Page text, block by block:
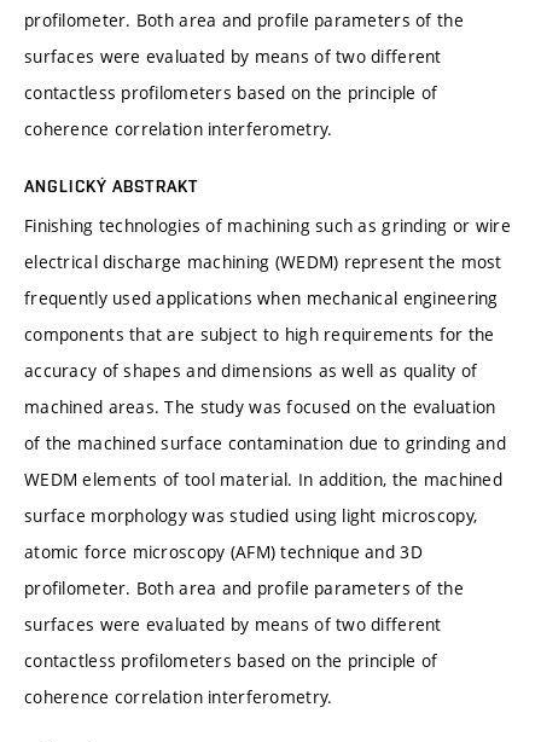
profilometer. Both area and profile parameters of the
surfaces were evaluated by means of two different
contactless profilometers based on the principle of
coherence correlation interferometry.
ANGLICKÝ ABSTRAKT
Finishing technologies of machining such as grinding or wire
electrical discharge machining (WEDM) represent the most
frequently used applications when mechanical engineering
components that are subject to high requirements for the
accuracy of shapes and dimensions as well as quality of
machined areas. The study was focused on the evaluation
of the machined surface contamination due to grinding and
WEDM elements of tool material. In addition, the machined
surface morphology was studied using light microscopy,
atomic force microscopy (AFM) technique and 3D
profilometer. Both area and profile parameters of the
surfaces were evaluated by means of two different
contactless profilometers based on the principle of
coherence correlation interferometry.